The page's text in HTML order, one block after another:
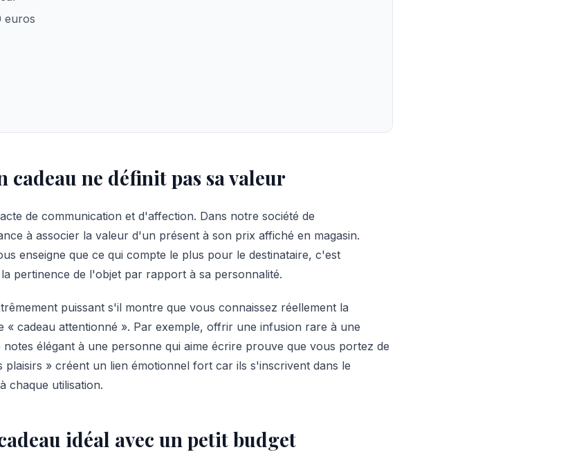
euros
ne définit pas sa valeur
de communication et d'affection. Dans notre société de
à associer la valeur d'un présent à son prix affiché en magasin.
enseigne que ce qui compte le plus pour le destinataire, c'est
pertinence de l'objet par rapport à sa personnalité.
puissant s'il montre que vous connaissez réellement la
« cadeau attentionné ». Par exemple, offrir une infusion rare à une
élégant à une personne qui aime écrire prouve que vous portez de
plaisirs » créent un lien émotionnel fort car ils s'inscrivent dans le
chaque utilisation.
idéal avec un petit budget